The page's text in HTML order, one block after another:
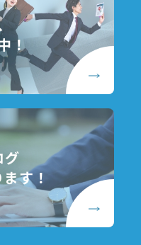
の設定を行うことによ
ついてその収集又は利用
合、当社は速やかに、当
停止します。なお利用
たは利用が本サービス
より本サービスを退会
報については、あらかじ
に提供しません。但
提供する場合はこの限り
囲内において個人情報
する場合
！
グ
す！